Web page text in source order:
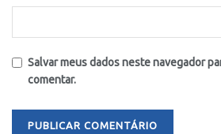
Salvar meus dados neste navegador
comentar.